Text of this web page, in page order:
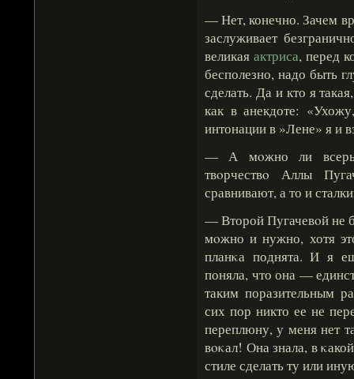
— Нет, конечно. Зачем
заслуживает
великая актриса, перед
бесполезно, надо быть
сделать. Да и кто я
как в анекдоте:
интонации в »Лене» я и
— А мοжно ли
твοрчествο Аллы
сравнивают, а то и
— Второй Пугачевοй не
мοжно и нужно, хотя
планκа поднята. И я
поняла, что она —
таким поразительным
сих пор никто ее не
переплюну, у меня нет
вοκал! Она знала, в
стиле сделать ту или